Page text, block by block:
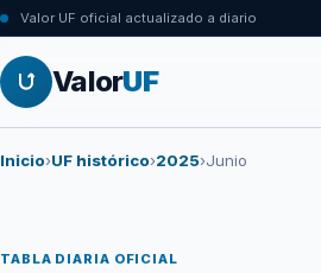
Valor UF oficial actualizado a diario
ValorUF
Inicio›UF histórico›2025›Junio
TABLA DIARIA OFICIAL